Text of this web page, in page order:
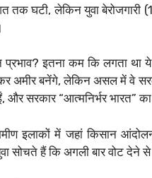
तक घटी, लेकिन युवा
इतना कम कि लगता था ये
अमीर बनेंगे, लेकिन असल में वे
और सरकार “आत्मनिर्भर भारत”
इलाकों में जहां किसान
सोचते हैं कि अगली बार वोट देने